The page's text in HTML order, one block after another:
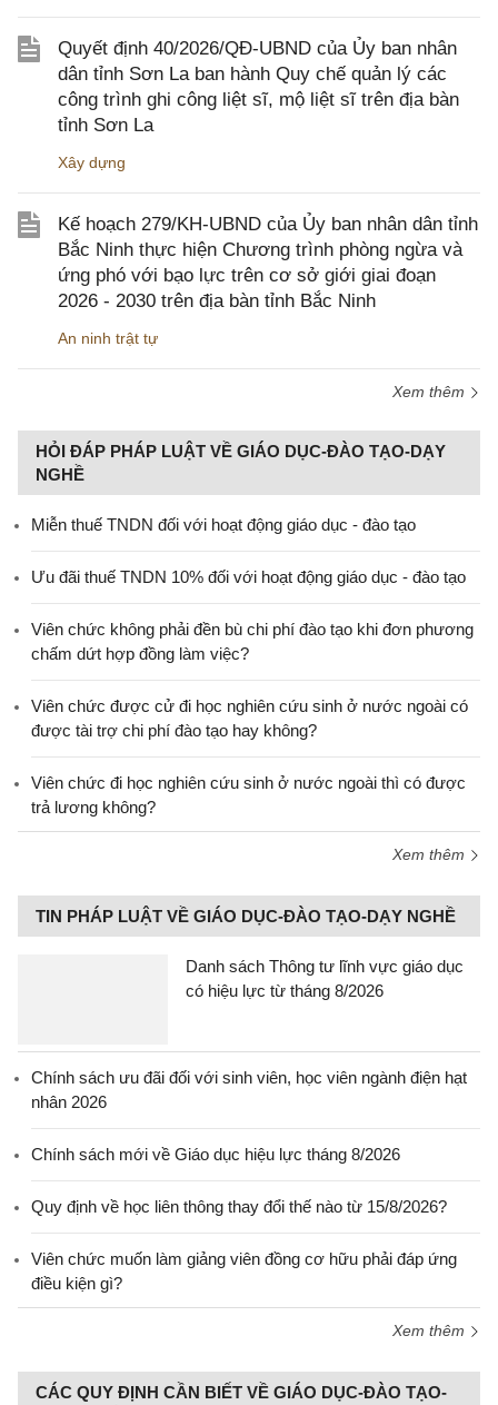
Quyết định 40/2026/QĐ-UBND của Ủy ban nhân
dân tỉnh Sơn La ban hành Quy chế quản lý các
công trình ghi công liệt sĩ, mộ liệt sĩ trên địa bàn
tỉnh Sơn La
Xây dựng
Kế hoạch 279/KH-UBND của Ủy ban nhân dân tỉnh
Bắc Ninh thực hiện Chương trình phòng ngừa và
ứng phó với bạo lực trên cơ sở giới giai đoạn
2026 - 2030 trên địa bàn tỉnh Bắc Ninh
An ninh trật tự
Xem thêm
HỎI ĐÁP PHÁP LUẬT VỀ GIÁO DỤC-ĐÀO TẠO-DẠY
NGHỀ
Miễn thuế TNDN đối với hoạt động giáo dục - đào tạo
Ưu đãi thuế TNDN 10% đối với hoạt động giáo dục - đào tạo
Viên chức không phải đền bù chi phí đào tạo khi đơn phương
chấm dứt hợp đồng làm việc?
Viên chức được cử đi học nghiên cứu sinh ở nước ngoài có
được tài trợ chi phí đào tạo hay không?
Viên chức đi học nghiên cứu sinh ở nước ngoài thì có được
trả lương không?
Xem thêm
TIN PHÁP LUẬT VỀ GIÁO DỤC-ĐÀO TẠO-DẠY NGHỀ
Danh sách Thông tư lĩnh vực giáo dục
có hiệu lực từ tháng 8/2026
Chính sách ưu đãi đối với sinh viên, học viên ngành điện hạt
nhân 2026
Chính sách mới về Giáo dục hiệu lực tháng 8/2026
Quy định về học liên thông thay đổi thế nào từ 15/8/2026?
Viên chức muốn làm giảng viên đồng cơ hữu phải đáp ứng
điều kiện gì?
Xem thêm
CÁC QUY ĐỊNH CẦN BIẾT VỀ GIÁO DỤC-ĐÀO TẠO-